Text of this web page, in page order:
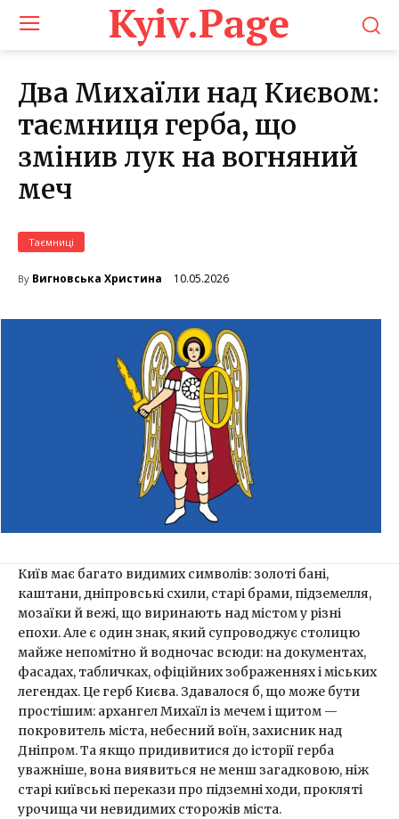
Kyiv.Page
Два Михаїли над Києвом:
таємниця герба, що
змінив лук на вогняний
меч
Таємниці
By Вигновська Христина 10.05.2026
Київ має багато видимих символів: золоті бані,
каштани, дніпровські схили, старі брами, підземелля,
мозаїки й вежі, що виринають над містом у різні
епохи. Але є один знак, який супроводжує столицю
майже непомітно й водночас всюди: на документах,
фасадах, табличках, офіційних зображеннях і міських
легендах. Це герб Києва. Здавалося б, що може бути
простішим: архангел Михаїл із мечем і щитом —
покровитель міста, небесний воїн, захисник над
Дніпром. Та якщо придивитися до історії герба
уважніше, вона виявиться не менш загадковою, ніж
старі київські перекази про підземні ходи, прокляті
урочища чи невидимих сторожів міста.